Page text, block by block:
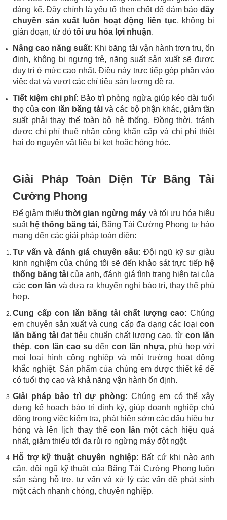
đáng kể. Đây chính là yếu tố then chốt để đảm bảo dây
chuyền sản xuất luôn hoạt động liên tục, không bị
gián đoạn, từ đó tối ưu hóa lợi nhuận.
Nâng cao năng suất: Khi băng tải vận hành trơn tru, ổn
định, không bị ngưng trệ, năng suất sản xuất sẽ được
duy trì ở mức cao nhất. Điều này trực tiếp góp phần vào
việc đạt và vượt các chỉ tiêu sản lượng đề ra.
Tiết kiệm chi phí: Bảo trì phòng ngừa giúp kéo dài tuổi
thọ củacon lăn băng tảivà các bộ phận khác, giảm tần
suất phải thay thế toàn bộ hệ thống. Đồng thời, tránh
được chi phí thuê nhân công khẩn cấp và chi phí thiệt
hại do nguyên vật liệu bị kẹt hoặc hỏng hóc.
Giải Pháp Toàn Diện Từ Băng Tải
Cường Phong
Để giảm thiểuthời gian ngừng máy và tối ưu hóa hiệu
suất hệ thống băng tải, Băng Tải Cường Phong tự hào
mang đến các giải pháp toàn diện:
Tư vấn và đánh giá chuyên sâu: Đội ngũ kỹ sư giàu
kinh nghiệm của chúng tôi sẽ đến khảo sát trực tiếp hệ
thống băng tải của anh, đánh giá tình trạng hiện tại của
các con lăn và đưa ra khuyến nghị bảo trì, thay thế phù
hợp.
Cung cấp con lăn băng tải chất lượng cao: Chúng
em chuyên sản xuất và cung cấp đa dạng các loại con
lăn băng tải đạt tiêu chuẩn chất lượng cao, từ con lăn
thép,con lăn cao su đến con lăn nhựa, phù hợp với
mọi loại hình công nghiệp và môi trường hoạt động
khắc nghiệt. Sản phẩm của chúng em được thiết kế để
có tuổi thọ cao và khả năng vận hành ổn định.
Giải pháp bảo trì dự phòng: Chúng em có thể xây
dựng kế hoạch bảo trì định kỳ, giúp doanh nghiệp chủ
động trong việc kiểm tra, phát hiện sớm các dấu hiệu hư
hỏng và lên lịch thay thếcon lăn một cách hiệu quả
nhất, giảm thiểu tối đa rủi ro ngừng máy đột ngột.
Hỗ trợ kỹ thuật chuyên nghiệp: Bất cứ khi nào anh
cần, đội ngũ kỹ thuật của Băng Tải Cường Phong luôn
sẵn sàng hỗ trợ, tư vấn và xử lý các vấn đề phát sinh
một cách nhanh chóng, chuyên nghiệp.